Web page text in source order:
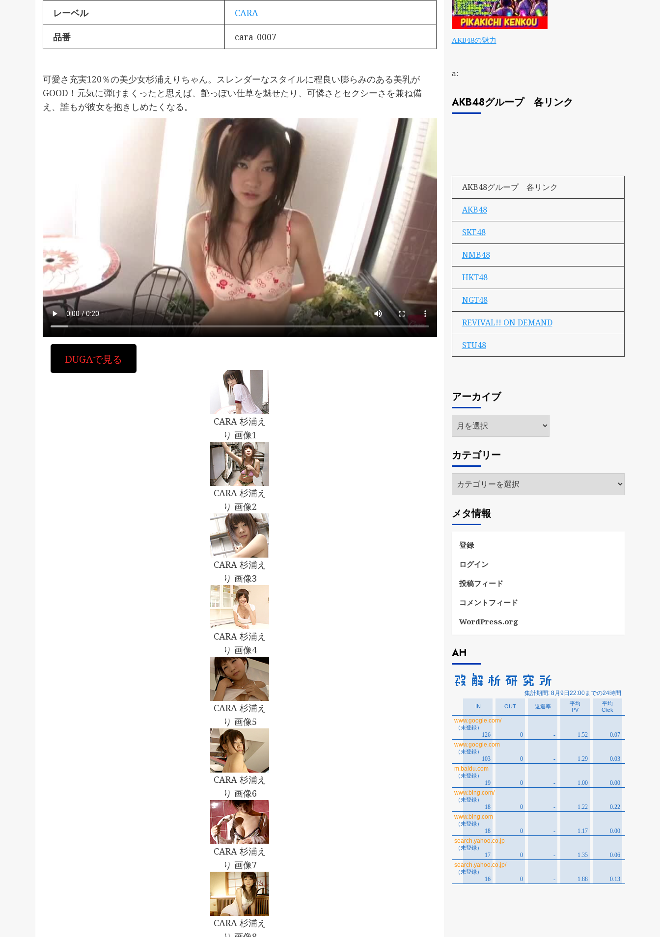
レーベル CARA
品番 cara-0007
可愛さ充実120％の美少女杉浦えりちゃん。スレンダーなスタイルに程良い膨らみのある美乳が
GOOD！元気に弾けまくったと思えば、艶っぽい仕草を魅せたり、可憐さとセクシーさを兼ね備
え、誰もが彼女を抱きしめたくなる。
DUGAで見る
CARA 杉浦え
り 画像1
CARA 杉浦え
り 画像2
CARA 杉浦え
り 画像3
CARA 杉浦え
り 画像4
CARA 杉浦え
り 画像5
CARA 杉浦え
り 画像6
CARA 杉浦え
り 画像7
CARA 杉浦え
AKB48の魅力
a:
AKB48グループ 各リンク
AKB48グループ 各リンク
AKB48
SKE48
NMB48
HKT48
NGT48
REVIVAL!! ON DEMAND
STU48
アーカイブ
ア
ー
イ
ブ
カテゴリー
テ
リ
ー
メタ情報
登録
ログイン
投稿フィード
コメントフィード
WordPress.org
AH